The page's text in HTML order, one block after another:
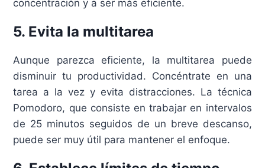
concentración y a ser más eficiente.
5. Evita la multitarea
Aunque parezca eficiente, la multitarea puede
disminuir tu productividad. Concéntrate en una
tarea a la vez y evita distracciones. La técnica
Pomodoro, que consiste en trabajar en intervalos
de 25 minutos seguidos de un breve descanso,
puede ser muy útil para mantener el enfoque.